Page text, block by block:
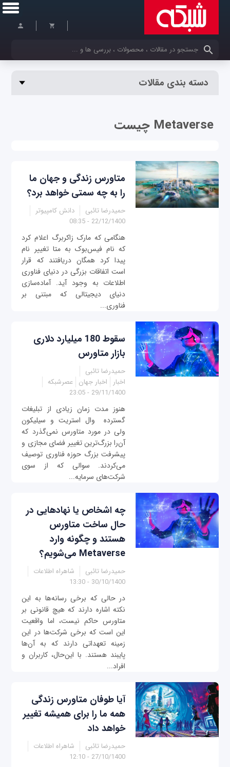
کلمات کلیدی خود را وارد کنید
دسته بندی مقالات
Metaverse چیست
متاورس زندگی و جهان ما
را به چه سمتی خواهد برد؟
حمیدرضا تائبی
دانش کامپیوتر
22/12/1400 - 08:35
هنگامی که مارک زاکربرگ اعلام کرد
که نام فیس‌بوک به متا تغییر نام
پیدا کرد همگان دریافتند که قرار
است اتفاقات بزرگی در دنیای فناوری
اطلاعات به وجود آید. آماده‌سازی
دنیای دیجیتالی که مبتنی بر
فناوری...
سقوط 180 میلیارد دلاری
بازار متاورس
حمیدرضا تائبی
اخبار
اخبار جهان عصرشبکه
29/11/1400 - 23:05
هنوز مدت زمان زیادی از تبلیغات
گسترده ‌ وال استریت و سیلیکون
ولی در مورد متاورس نمی‌گذرد که
آن‌را بزرگ‌ترین تغییر فضای مجازی و
پیشرفت بزرگ حوزه فناوری توصیف
می‌کردند. سوالی که از سوی
شرکت‌های سرمایه‌...
چه اشخاص یا نهادهایی در
حال ساخت متاورس
هستند و چگونه وارد
Metaverse می‌شویم؟
حمیدرضا تائبی
شاهراه اطلاعات
30/10/1400 - 13:30
در حالی که برخی رسانه‌ها به این
نکته اشاره دارند که هیچ قانونی بر
متاورس حاکم نیست، اما واقعیت
این است که برخی شرکت‌ها در این
زمینه تعهداتی دارند که به آن‌ها
پایبند هستند. با این‌حال، کاربران و
افراد...
آیا طوفان متاورس زندگی
همه ما را برای همیشه تغییر
خواهد داد
حمیدرضا تائبی
شاهراه اطلاعات
27/10/1400 - 12:10